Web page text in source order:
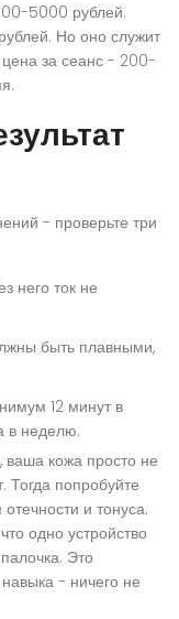
5000 рублей.
Но оно служит
за сеанс - 200-
- проверьте три
него ток не
быть плавными,
12 минут в
в неделю.
кожа просто не
Тогда попробуйте
и тонуса.
одно устройство
Это
- ничего не